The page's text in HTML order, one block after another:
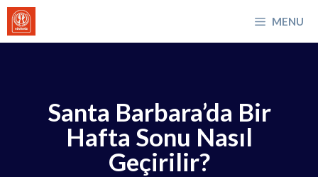
İçeriğe
atla
MENU
Santa Barbara’da Bir
Hafta Sonu Nasıl
Geçirilir?